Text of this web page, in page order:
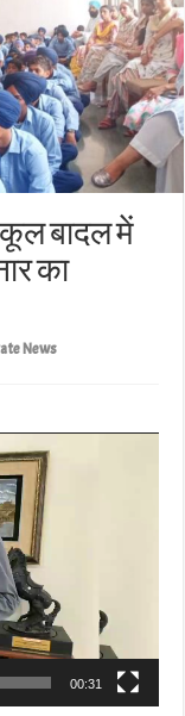
बादल में
का
News
00:31